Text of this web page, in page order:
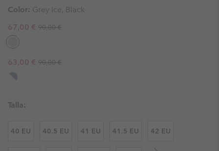
Color: Grey Ice, Black
Sale price:
67,00 € Regular price:
90,00 €
Sale price:
63,00 € Regular price:
90,00 €
Talla:
40 EU 40.5 EU 41 EU 41.5 EU 42 EU